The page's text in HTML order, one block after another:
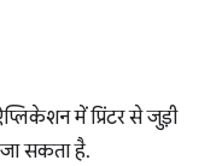
में प्रिंटर से जुड़ी
सकता है.